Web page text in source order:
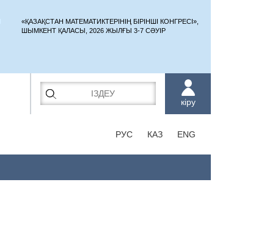
«ҚАЗАҚСТАН МАТЕМАТИКТЕРІНІҢ БІРІНШІ КОНГРЕСІ»,
ШЫМКЕНТ ҚАЛАСЫ, 2026 ЖЫЛҒЫ 3-7 СӘУІР
кіру
РУС КАЗ ENG